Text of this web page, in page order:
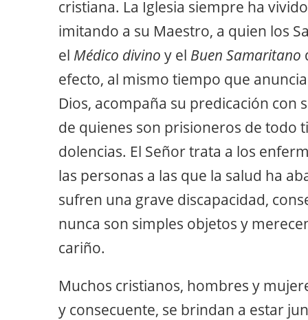
cristiana. La Iglesia siempre ha
imitando a su Maestro, a quien los
el Médico divino y el Buen Samaritano
efecto, al mismo tiempo que
Dios, acompaña su predicación con
de quienes son prisioneros de todo
dolencias. El Señor trata a los
las personas a las que la salud ha
sufren una grave discapacidad,
nunca son simples objetos y
cariño.
Muchos cristianos, hombres y
y consecuente, se brindan a estar